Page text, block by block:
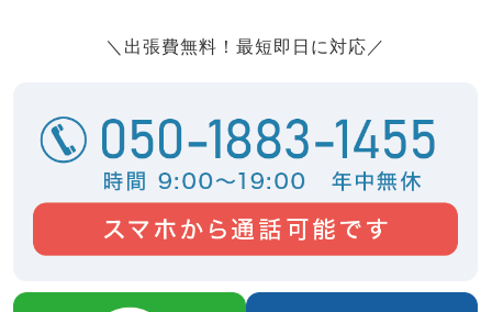
＼出張費無料！最短即日に対応／